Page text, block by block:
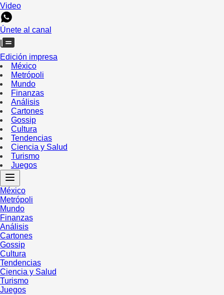
Video
Únete al canal
Edición impresa
México
Metrópoli
Mundo
Finanzas
Análisis
Cartones
Gossip
Cultura
Tendencias
Ciencia y Salud
Turismo
Juegos
México
Metrópoli
Mundo
Finanzas
Análisis
Cartones
Gossip
Cultura
Tendencias
Ciencia y Salud
Turismo
Juegos